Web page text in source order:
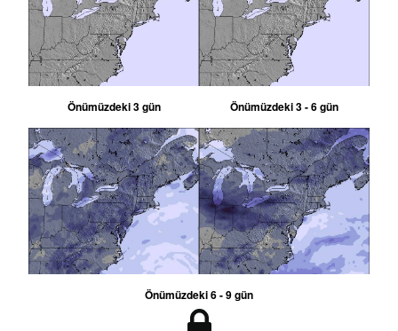
Önümüzdeki 3 gün Önümüzdeki 3 - 6 gün
Önümüzdeki 6 - 9 gün